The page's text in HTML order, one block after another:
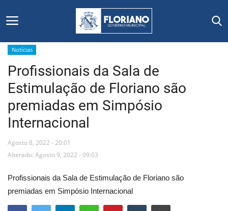
Início
Editais
Floriano
Secretarias e Órgãos
Mural de Licitações
Notícias
Notícias
Profissionais da Sala de
Estimulação de Floriano são
premiadas em Simpósio
Internacional
Agosto 8, 2022 - 20:01
Alterado: Agosto 9, 2022 - 09:03
Profissionais da Sala de Estimulação de Floriano são
premiadas em Simpósio Internacional